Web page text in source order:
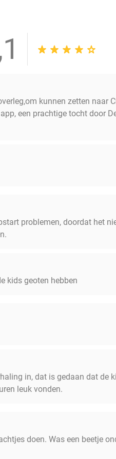
kunnen zetten naar
een prachtige tocht door
problemen, doordat het
kids geoten hebben
in, dat is gedaan dat de
leuk vonden.
doen. Was een beetje